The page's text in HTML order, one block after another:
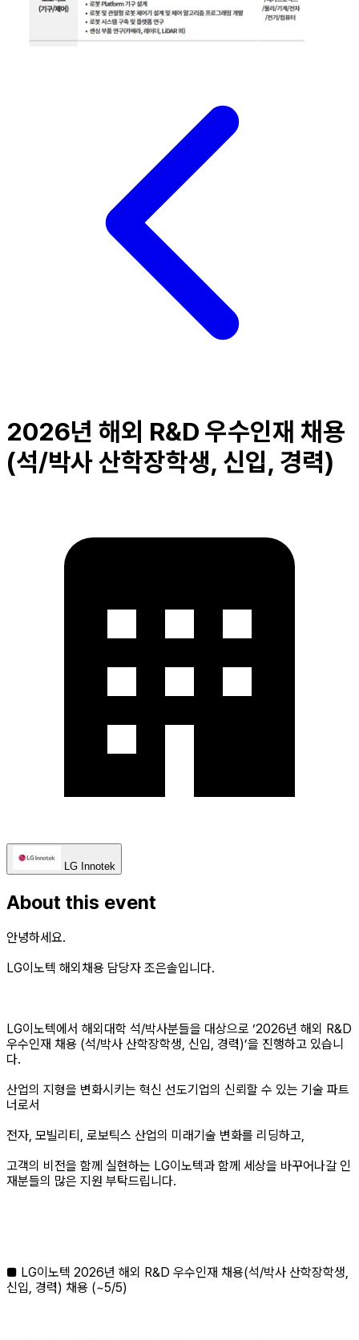
2026년 해외 R&D 우수인재 채용
(석/박사 산학장학생, 신입, 경력)
LG Innotek
About this event
안녕하세요.
LG이노텍 해외채용 담당자 조은솔입니다.
LG이노텍에서 해외대학 석/박사분들을 대상으로 ‘2026년 해외 R&D
우수인재 채용 (석/박사 산학장학생, 신입, 경력)’을 진행하고 있습니
다.
산업의 지형을 변화시키는 혁신 선도기업의 신뢰할 수 있는 기술 파트
너로서
전자, 모빌리티, 로보틱스 산업의 미래기술 변화를 리딩하고,
고객의 비전을 함께 실현하는 LG이노텍과 함께 세상을 바꾸어나갈 인
재분들의 많은 지원 부탁드립니다.
■ LG이노텍 2026년 해외 R&D 우수인재 채용(석/박사 산학장학생,
신입, 경력) 채용 (~5/5)